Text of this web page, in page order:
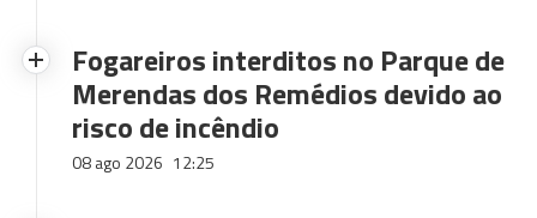
Fogareiros interditos no Parque de
Merendas dos Remédios devido ao
risco de incêndio
08 ago 2026 12:25